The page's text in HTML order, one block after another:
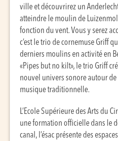
ville et découvrirez un
atteindre le moulin de
fonction du vent. Vous y serez
c’est le trio de cornemuse Griff
derniers moulins en activité en
«Pipes but no kilt», le trio Griff
nouvel univers sonore autour de
musique traditionnelle.
L’Ecole Supérieure des Arts du
une formation officielle dans le
canal, l’ésac présente des